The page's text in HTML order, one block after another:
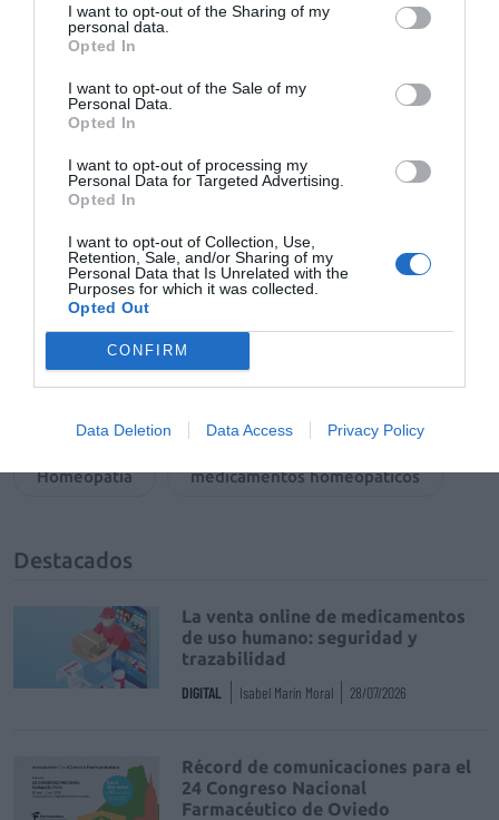
I want to opt-out of the Sharing of my
personal data.
Opted In
I want to opt-out of the Sale of my
Personal Data.
Opted In
I want to opt-out of processing my
Personal Data for Targeted Advertising.
Opted In
I want to opt-out of Collection, Use,
Retention, Sale, and/or Sharing of my
Personal Data that Is Unrelated with the
Purposes for which it was collected.
Opted Out
CONFIRM
Data Deletion Data Access Privacy Policy
regulados en España por el RDL 1/2015, y autorizados
por la Disposición Transitoria 6ª del RD 1345/2007».
Además, su distribución a través de las farmacias es «la
mejor garantía de seguridad y calidad de estos
medicamentos, que cumplen con los mismos
estándares de calidad y seguridad que el resto»,
concluye.
AñadirEl Farmacéuticocomo fuente preferida
de Google de forma gratuita
Mantente informado con las últimas noticias de actualidad.
ACTIVAR AHORA
Homeopatía medicamentos homeopáticos
Destacados
La venta online de medicamentos
de uso humano: seguridad y
trazabilidad
DIGITAL Isabel Marín Moral 28/07/2026
Récord de comunicaciones para el
24 Congreso Nacional
Farmacéutico de Oviedo